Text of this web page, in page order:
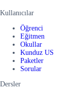
Kullanıcılar
Öğrenci
Eğitmen
Okullar
Kunduz US
Paketler
Sorular
Dersler